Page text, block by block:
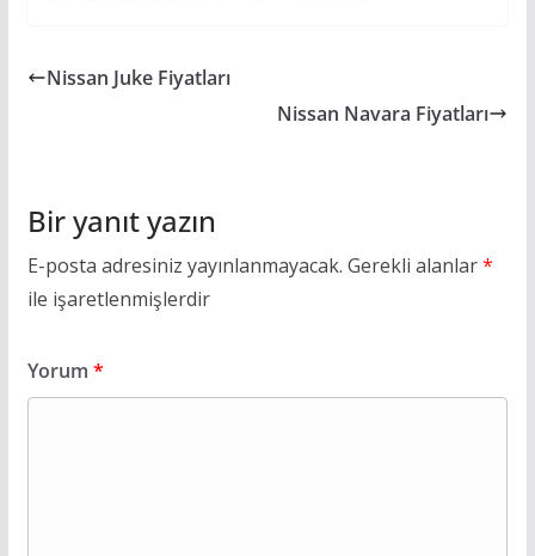
Nissan Juke Fiyatları
Nissan Navara Fiyatları
Bir yanıt yazın
E-posta adresiniz yayınlanmayacak. Gerekli alanlar*
ile işaretlenmişlerdir
Yorum *